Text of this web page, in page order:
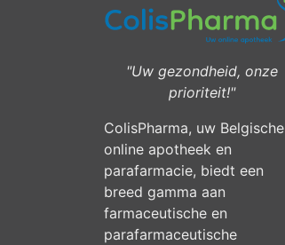
"Uw gezondheid, onze
prioriteit!"
ColisPharma, uw Belgische
online apotheek en
parafarmacie, biedt een
breed gamma aan
farmaceutische en
parafarmaceutische